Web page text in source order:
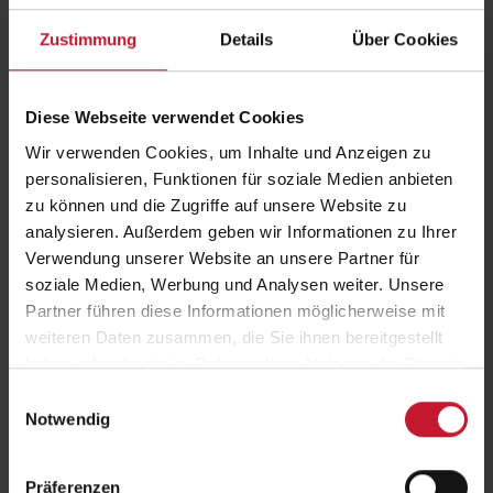
Zustimmung Details Über Cookies
Diese Webseite verwendet Cookies
Wir verwenden Cookies, um Inhalte und Anzeigen zu
personalisieren, Funktionen für soziale Medien anbieten
zu können und die Zugriffe auf unsere Website zu
analysieren. Außerdem geben wir Informationen zu Ihrer
Verwendung unserer Website an unsere Partner für
soziale Medien, Werbung und Analysen weiter. Unsere
Partner führen diese Informationen möglicherweise mit
weiteren Daten zusammen, die Sie ihnen bereitgestellt
haben oder die sie im Rahmen Ihrer Nutzung der Dienste
Notwendig
Präferenzen
Fitnesstraining in der Menopause: Ein Schlüssel zu beruflicher
Leistungsfähigkeit
Warum das Thema jetzt wichtig ist
Etwa die Hälfte aller erwerbstätigen Frauen in Deutschland befindet
sich in der Menopause – einer Lebensphase,…
Weiterlesen